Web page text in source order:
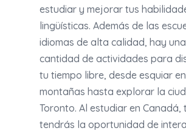
estudiar y mejorar tus
lingüísticas. Además de las
idiomas de alta calidad, hay
cantidad de actividades para
tu tiempo libre, desde esquiar
montañas hasta explorar la
Toronto. Al estudiar en Canadá,
tendrás la oportunidad de